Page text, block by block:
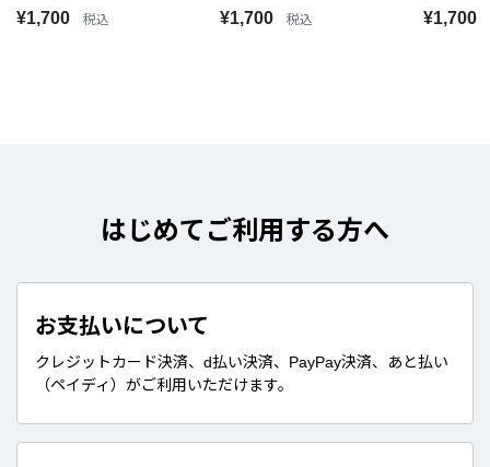
¥1,700 税込 ¥1,700 税込 ¥1,700
はじめてご利用する方へ
お支払いについて
クレジットカード決済、d払い決済、PayPay決済、あと払い
（ペイディ）がご利用いただけます。